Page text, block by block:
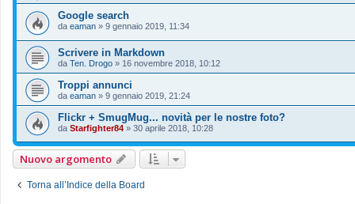
Google search
da eaman » 9 gennaio 2019, 11:34
Scrivere in Markdown
da Ten. Drogo » 16 novembre 2018, 10:12
Troppi annunci
da eaman » 9 gennaio 2019, 21:24
Flickr + SmugMug... novità per le nostre foto?
da Starfighter84 » 30 aprile 2018, 10:28
Nuovo argomento
Torna all’Indice della Board